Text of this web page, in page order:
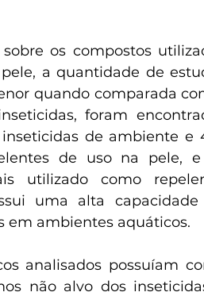
a quantidade de
quando comparada
foram
de ambiente e
de uso na pele,
utilizado como
uma alta capacidade
em ambientes aquáticos.
não alvo dos